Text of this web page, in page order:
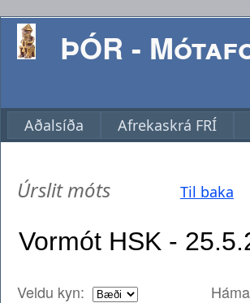
ÞÓR -
Aðalsíða
Afrekaskrá FRÍ
Úrslit móts Til baka
Veldu kyn: